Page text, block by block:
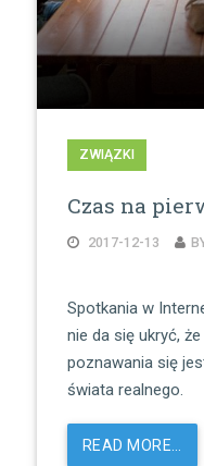
ZWIĄZKI
Czas na
2017-12-13
Spotkania w
nie da się ukryć,
poznawania się
świata realnego.
READ MORE…